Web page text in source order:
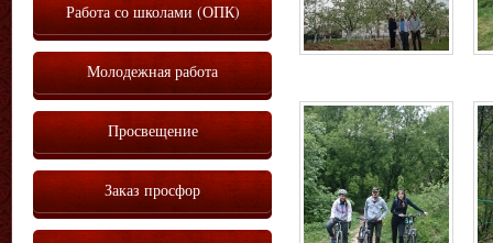
Работа со школами (ОПК)
Молодежная работа
Просвещение
Заказ просфор